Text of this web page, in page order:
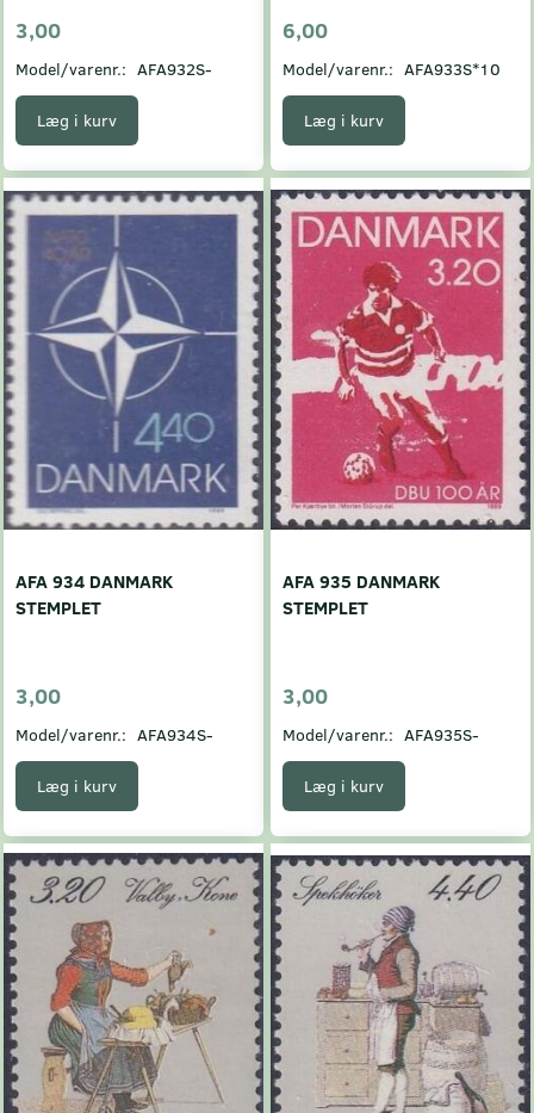
3,00
Model/varenr.: AFA932S-
Læg i kurv
6,00
Model/varenr.: AFA933S*10
Læg i kurv
AFA 934 DANMARK
STEMPLET
3,00
Model/varenr.: AFA934S-
Læg i kurv
AFA 935 DANMARK
STEMPLET
3,00
Model/varenr.: AFA935S-
Læg i kurv